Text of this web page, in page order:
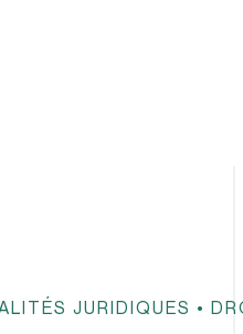
JURIDIQUES •